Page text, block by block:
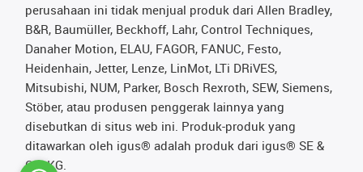
perusahaan ini tidak menjual produk dari Allen Bradley,
B&R, Baumüller, Beckhoff, Lahr, Control Techniques,
Danaher Motion, ELAU, FAGOR, FANUC, Festo,
Heidenhain, Jetter, Lenze, LinMot, LTi DRiVES,
Mitsubishi, NUM, Parker, Bosch Rexroth, SEW, Siemens,
Stöber, atau produsen penggerak lainnya yang
disebutkan di situs web ini. Produk-produk yang
ditawarkan oleh igus® adalah produk dari igus® SE &
Co. KG.